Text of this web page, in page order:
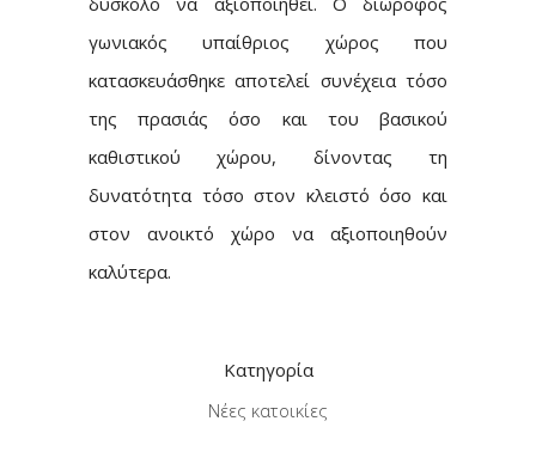
γωνιακός υπαίθριος χώρος που
κατασκευάσθηκε αποτελεί συνέχεια τόσο
της πρασιάς όσο και του βασικού
καθιστικού χώρου, δίνοντας τη
δυνατότητα τόσο στον κλειστό όσο και
στον ανοικτό χώρο να αξιοποιηθούν
καλύτερα.
Κατηγορία
Νέες κατοικίες